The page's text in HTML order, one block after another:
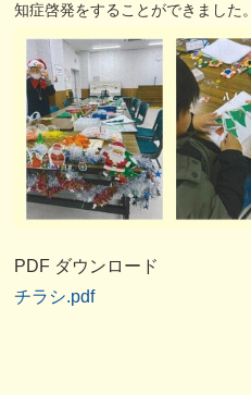
知症啓発をすることができました。
PDF ダウンロード
チラシ.pdf